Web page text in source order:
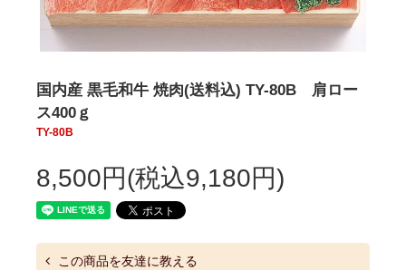
送させていただきます。
2025/01/05
「地域から元気に！！」天狗ハムでは【金沢市】
の「ふるさと納税返礼品」に提供しております。
国内産 黒毛和牛 焼肉(送料込) TY-80B 肩ロー
ス400ｇ
TY-80B
8,500円(税込9,180円)
この商品を友達に教える